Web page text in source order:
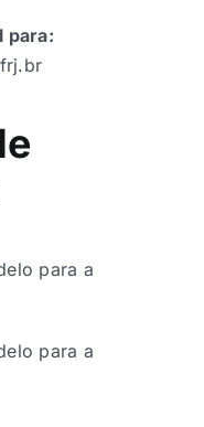
para:
para a
para a